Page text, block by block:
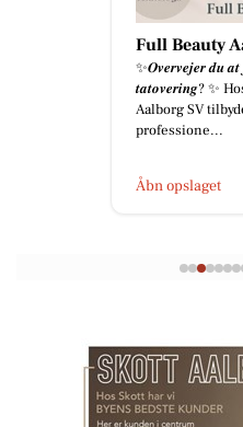
Full Beauty
✨𝑶𝒗𝒆𝒓𝒗𝒆𝒋𝒆𝒓 𝒅𝒖 𝒂𝒕
𝒕𝒂𝒕𝒐𝒗𝒆𝒓𝒊𝒏𝒈? ✨
Aalborg SV
professione...
Åbn opslaget